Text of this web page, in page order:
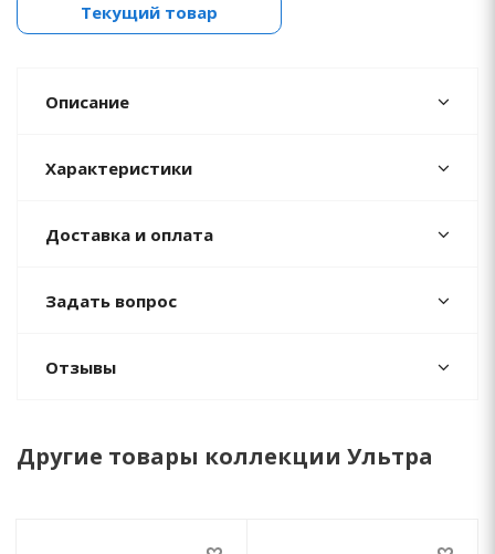
Текущий товар
Описание
Характеристики
Доставка и оплата
Задать вопрос
Отзывы
Другие товары коллекции Ультра